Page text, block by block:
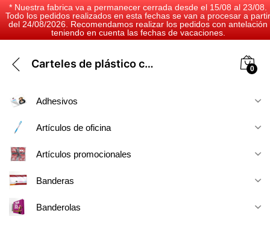
* Nuestra fabrica va a permanecer cerrada desde el 15/08 al 23/08.
Todo los pedidos realizados en esta fechas se van a procesar a partir
del 24/08/2026. Recomendamos realizar los pedidos con antelación
teniendo en cuenta las fechas de vacaciones.
Carteles de plástico corrugado 0
Adhesivos
Artículos de oficina
Artículos promocionales
Banderas
Banderolas